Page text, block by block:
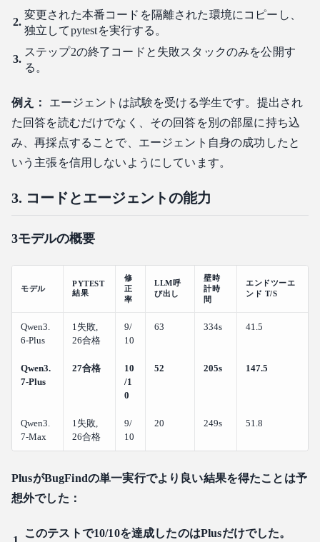
変更された本番コードを隔離された環境にコピーし、
独立してpytestを実行する。
ステップ2の終了コードと失敗スタックのみを公開す
る。
例え：
エージェントは試験を受ける学生です。提出され
た回答を読むだけでなく、その回答を別の部屋に持ち込
み、再採点することで、エージェント自身の成功したと
いう主張を信用しないようにしています。
3. コードとエージェントの能力
3モデルの概要
モデル
PYTEST
結果
修
正
率
LLM呼
び出し
壁時
計時
間
エンドツーエ
ンド T/S
Qwen3.
6-Plus
1失敗,
26合格
9/
10
63 334s 41.5
Qwen3.
7-Plus
27合格
10
/1
0
52 205s 147.5
Qwen3.
7-Max
1失敗,
26合格
9/
10
20 249s 51.8
PlusがBugFindの単一実行でより良い結果を得たことは予
想外でした：
このテストで10/10を達成したのはPlusだけでした。